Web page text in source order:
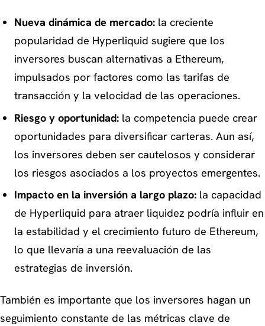
Nueva dinámica de mercado:la creciente
popularidad de Hyperliquid sugiere que los
inversores buscan alternativas a Ethereum,
impulsados por factores como las tarifas de
transacción y la velocidad de las operaciones.
Riesgo y oportunidad:la competencia puede crear
oportunidades para diversificar carteras. Aun así,
los inversores deben ser cautelosos y considerar
los riesgos asociados a los proyectos emergentes.
Impacto en la inversión a largo plazo:la capacidad
de Hyperliquid para atraer liquidez podría influir en
la estabilidad y el crecimiento futuro de Ethereum,
lo que llevaría a una reevaluación de las
estrategias de inversión.
También es importante que los inversores hagan un
seguimiento constante de las métricas clave de